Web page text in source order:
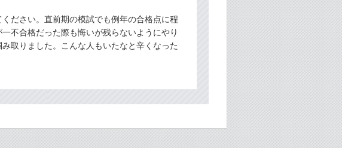
ださい。直前期の模試でも例年の合格点に程
不合格だった際も悔いが残らないようにやり
取りました。こんな人もいたなと辛くなった